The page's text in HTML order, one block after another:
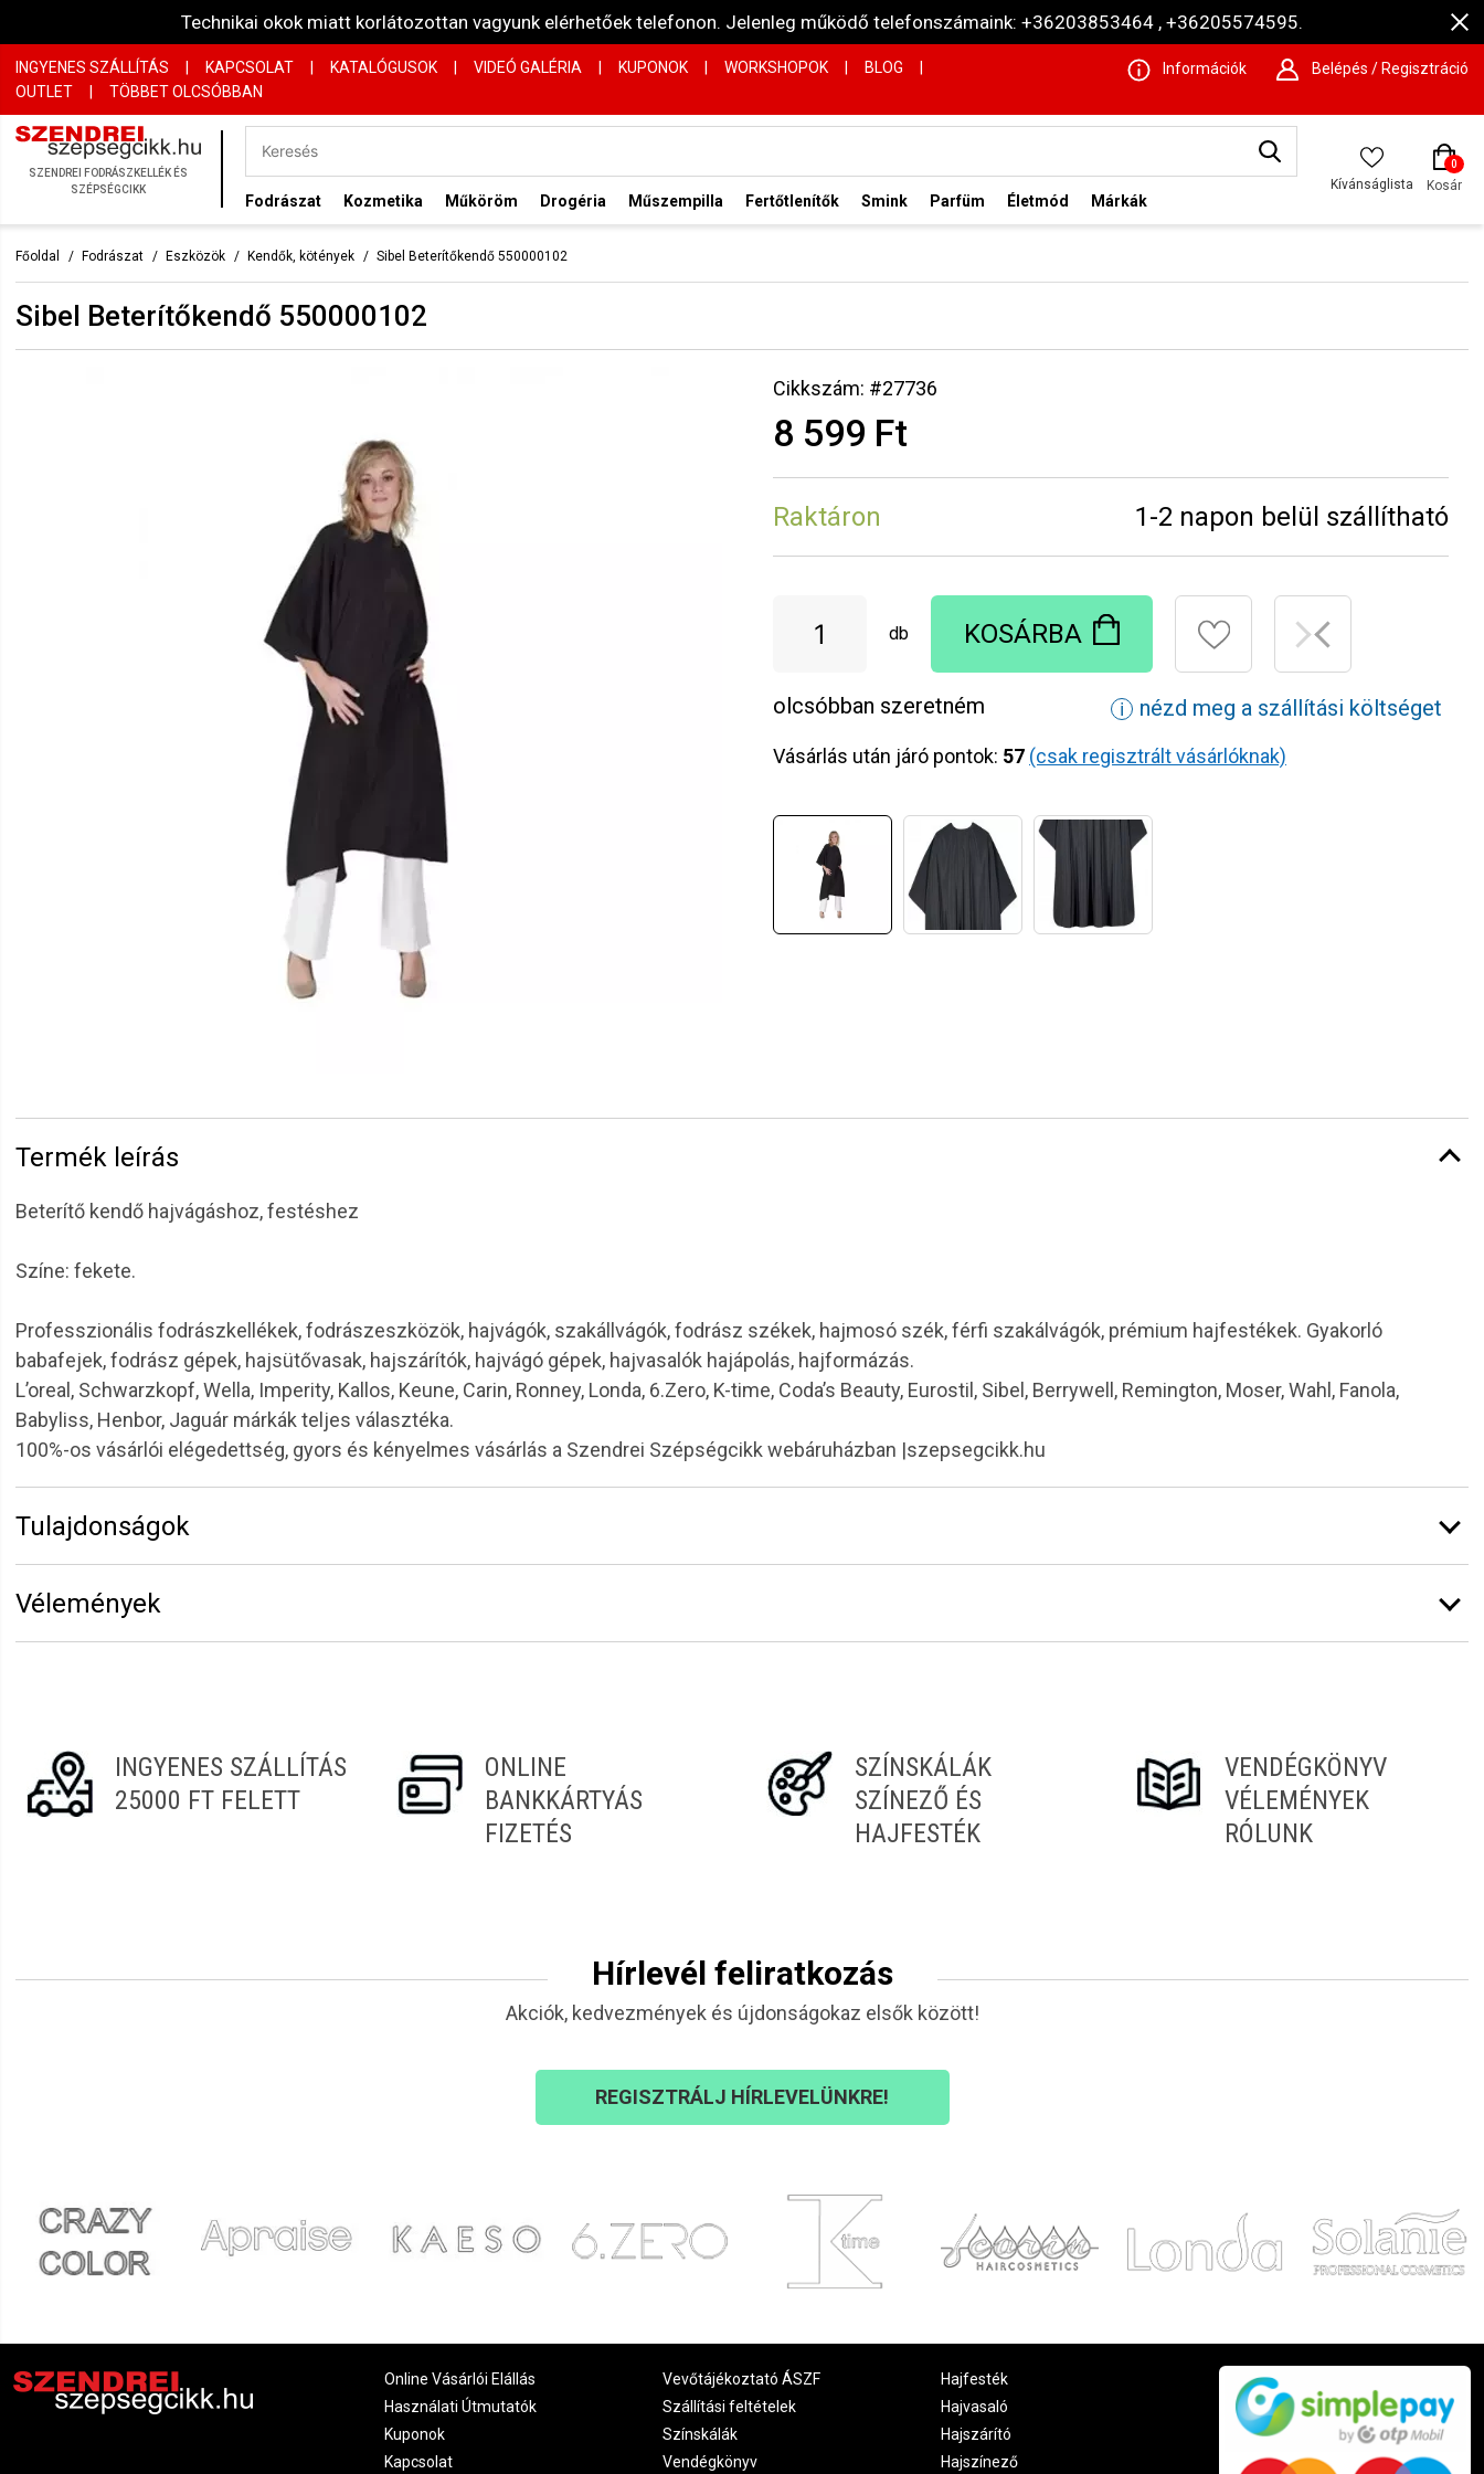
Technikai okok miatt korlátozottan vagyunk elérhetőek telefonon. Jelenleg működő telefonszámaink: +36203853464 , +36205574595.
INGYENES SZÁLLÍTÁS KAPCSOLAT KATALÓGUSOK VIDEÓ GALÉRIA KUPONOK WORKSHOPOK BLOG
OUTLET
| TÖBBET OLCSÓBBAN
Információk Belépés / Regisztráció
SZENDREI FODRÁSZKELLÉK ÉS
SZÉPSÉGCIKK
Fodrászat Kozmetika Műköröm Drogéria Műszempilla Fertőtlenítők Smink Parfüm Életmód Márkák
Kívánságlista
0
Kosár
Főoldal Fodrászat Eszközök Kendők, kötények Sibel Beterítőkendő 550000102
Sibel Beterítőkendő 550000102
Cikkszám: #27736
8 599 Ft
Raktáron 1-2 napon belül szállítható
db KOSÁRBA
olcsóbban szeretném ℹ nézd meg a szállítási költséget
Vásárlás után járó pontok: 57 (csak regisztrált vásárlóknak)
Termék leírás
Beterítő kendő hajvágáshoz, festéshez
Színe: fekete.
Professzionális fodrászkellékek, fodrászeszközök, hajvágók, szakállvágók, fodrász székek, hajmosó szék, férfi szakálvágók, prémium hajfestékek. Gyakorló
babafejek, fodrász gépek, hajsütővasak, hajszárítók, hajvágó gépek, hajvasalók hajápolás, hajformázás.
L’oreal, Schwarzkopf, Wella, Imperity, Kallos, Keune, Carin, Ronney, Londa, 6.Zero, K-time, Coda’s Beauty, Eurostil, Sibel, Berrywell, Remington, Moser, Wahl, Fanola,
Babyliss, Henbor, Jaguár márkák teljes választéka.
100%-os vásárlói elégedettség, gyors és kényelmes vásárlás a Szendrei Szépségcikk webáruházban |szepsegcikk.hu
Tulajdonságok
Vélemények
INGYENES SZÁLLÍTÁS
25000 FT FELETT
ONLINE
BANKKÁRTYÁS
FIZETÉS
SZÍNSKÁLÁK
SZÍNEZŐ ÉS
HAJFESTÉK
VENDÉGKÖNYV
VÉLEMÉNYEK
RÓLUNK
Hírlevél feliratkozás
Akciók, kedvezmények és újdonságokaz elsők között!
REGISZTRÁLJ HÍRLEVELÜNKRE!
Online Vásárlói Elállás
Használati Útmutatók
Kuponok
Kapcsolat
Vevőtájékoztató ÁSZF
Szállítási feltételek
Színskálák
Vendégkönyv
Hajfesték
Hajvasaló
Hajszárító
Hajszínező